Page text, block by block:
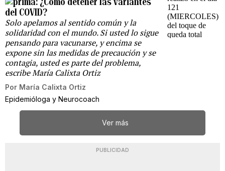
del COVID?
Solo apelamos al sentido común y la
solidaridad con el mundo. Si usted lo sigue
pensando para vacunarse, y encima se
expone sin las medidas de precaución y se
contagia, usted es parte del problema,
escribe María Calixta Ortiz
Por María Calixta Ortiz
Epidemióloga y Neurocoach
Ver más
PUBLICIDAD